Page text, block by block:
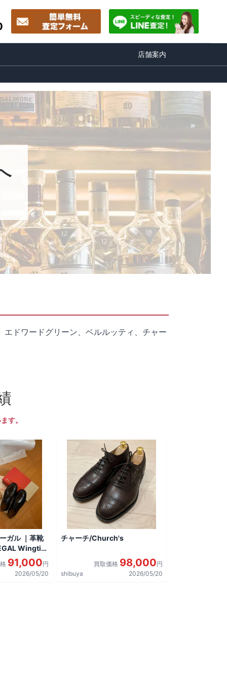
店舗案内
ドワードグリーン、ベルルッティ、チャー
す。
ガル ｜革靴
Wingtip
した。
91,000円
2026/05/20
チャーチ/Church's
買取価格 98,000円
shibuya
2026/05/20